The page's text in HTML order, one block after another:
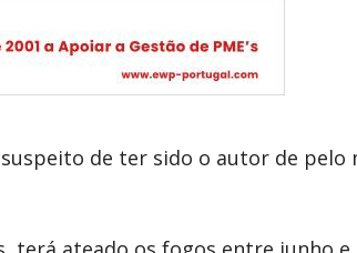
de ter sido o autor de